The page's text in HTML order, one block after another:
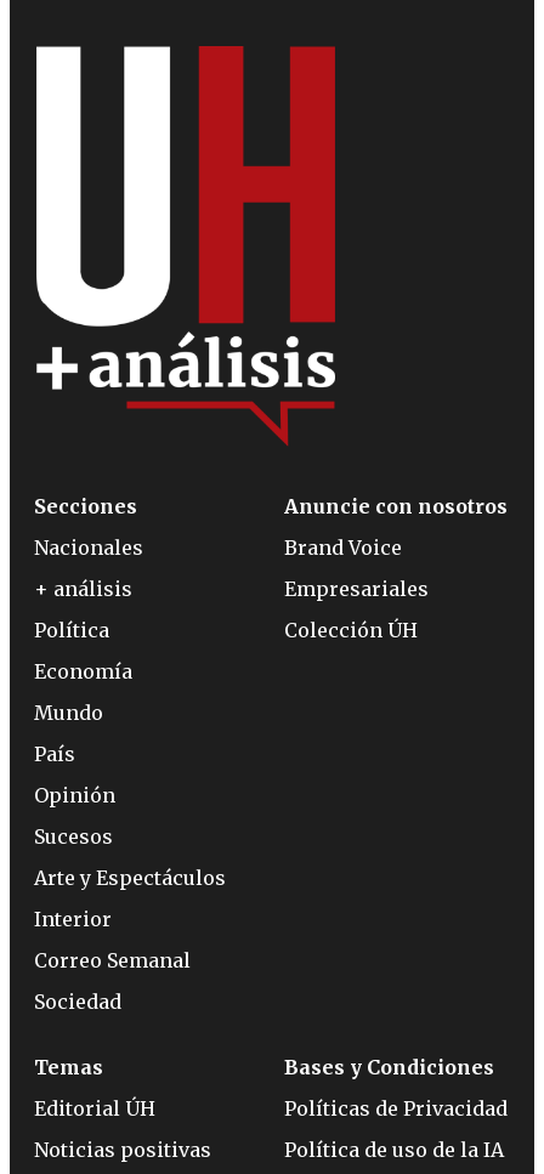
Secciones
Nacionales
+ análisis
Política
Economía
Mundo
País
Opinión
Sucesos
Arte y Espectáculos
Interior
Correo Semanal
Sociedad
Anuncie con nosotros
Brand Voice
Empresariales
Colección ÚH
Temas
Editorial ÚH
Noticias positivas
Bases y Condiciones
Políticas de Privacidad
Política de uso de la IA